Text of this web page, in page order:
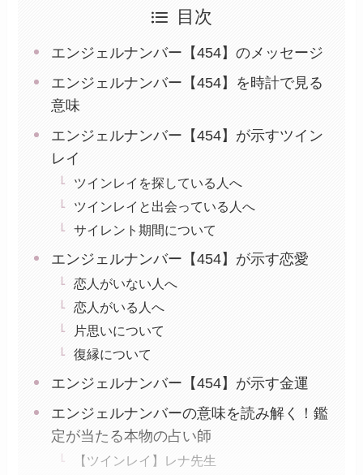
目次
エンジェルナンバー【454】のメッセージ
エンジェルナンバー【454】を時計で見る
意味
エンジェルナンバー【454】が示すツイン
レイ
ツインレイを探している人へ
ツインレイと出会っている人へ
サイレント期間について
エンジェルナンバー【454】が示す恋愛
恋人がいない人へ
恋人がいる人へ
片思いについて
復縁について
エンジェルナンバー【454】が示す金運
エンジェルナンバーの意味を読み解く！鑑
定が当たる本物の占い師
【ツインレイ】レナ先生